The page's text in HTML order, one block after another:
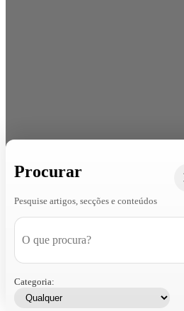
Procurar
Pesquise artigos, secções e conteúdos
Categoria: